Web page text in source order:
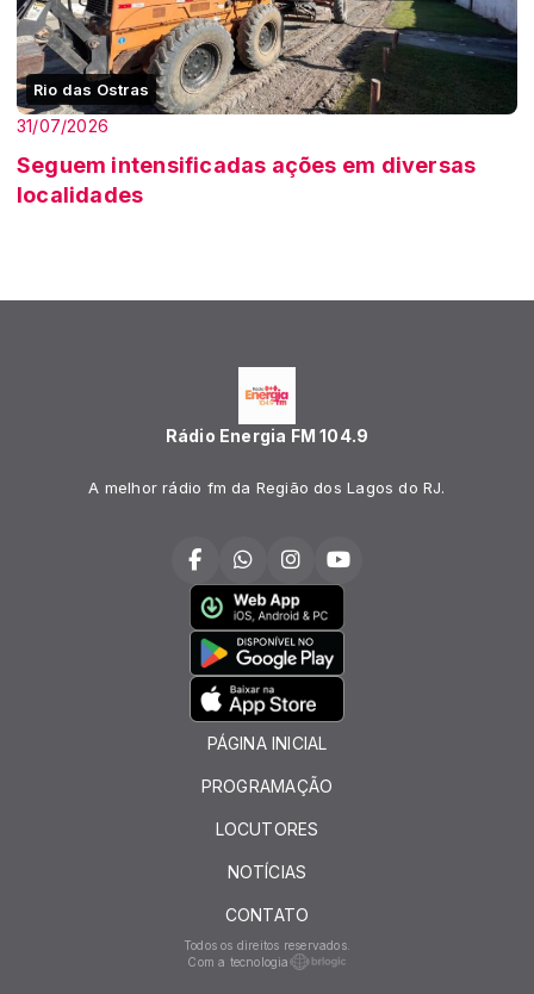
Rio das Ostras
31/07/2026
Seguem intensificadas ações em diversas
localidades
Rádio Energia FM 104.9
A melhor rádio fm da Região dos Lagos do RJ.
PÁGINA INICIAL
PROGRAMAÇÃO
LOCUTORES
NOTÍCIAS
CONTATO
Todos os direitos reservados.
Com a tecnologia